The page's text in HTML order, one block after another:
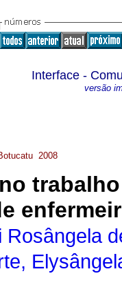
Interface -
versão
2008
Rosângela